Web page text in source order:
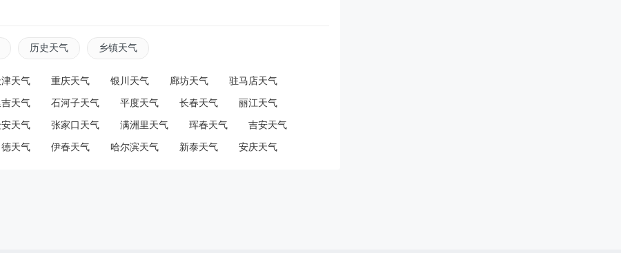
历史天气 乡镇天气
津天气 重庆天气 银川天气 廊坊天气 驻马店天气
吉天气 石河子天气 平度天气 长春天气 丽江天气
天气 张家口天气 满洲里天气 珲春天气 吉安天气
天气 伊春天气 哈尔滨天气 新泰天气 安庆天气